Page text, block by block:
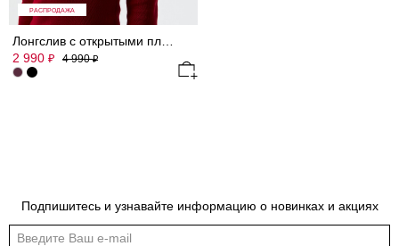
РАСПРОДАЖА
2 990 ₽ 4 990₽
Подпишитесь и узнавайте информацию о новинках и акциях